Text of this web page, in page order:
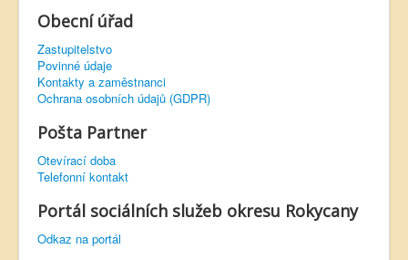
Obecní úřad
Zastupitelstvo
Povinné údaje
Kontakty a zaměstnanci
Ochrana osobních údajů (GDPR)
Pošta Partner
Otevírací doba
Telefonní kontakt
Portál sociálních služeb okresu Rokycany
Odkaz na portál